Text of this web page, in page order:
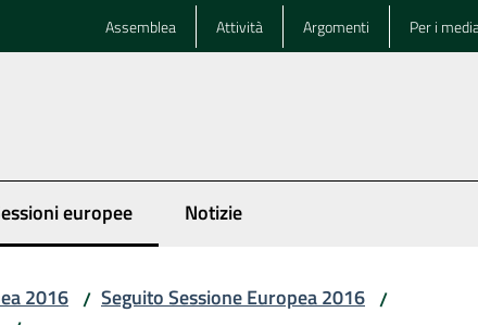
Assemblea Attività Argomenti Per i
europee
selezionato Notizie
2016 / Seguito Sessione Europea 2016 /